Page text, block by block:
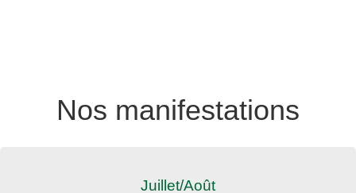
Nos manifestations
Juillet/Août